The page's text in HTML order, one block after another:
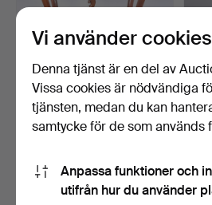
KONSOLBORD, valnöt,
Rokokostil, 1800-talet…
4
Vi använder cookies
Denna tjänst är en del av
Vissa cookies är nödvändiga
tjänsten, medan du kan
samtycke för de som används
Anpassa funktioner och
utifrån hur du använder